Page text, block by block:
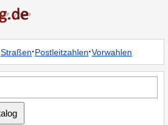
Straßen·Postleitzahlen·Vorwahlen